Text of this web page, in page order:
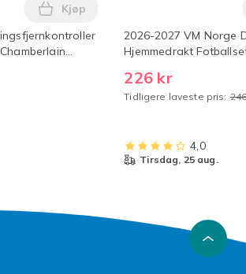
| Merlin
Legg 2-pakning
Kjøp
2026-2027 VM Norge
Hjemmedrakt
130cm) Nr.9 Haaland
22
226 kr
Tidligere laveste pris:
4,0
tirsdag, 25 aug.